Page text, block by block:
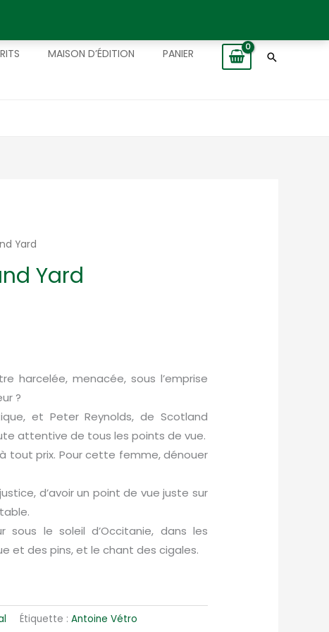
MAISON D’ÉDITION PANIER
Yard
Yard
harcelée, menacée, sous l’emprise
?
et Peter Reynolds, de Scotland
attentive de tous les points de vue.
tout prix. Pour cette femme, dénouer
d’avoir un point de vue juste sur
sous le soleil d’Occitanie, dans les
et des pins, et le chant des cigales.
Étiquette :Antoine Vétro